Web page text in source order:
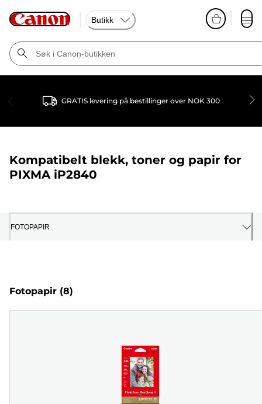
Butikk
GRATIS levering på bestillinger over NOK 300
Kompatibelt blekk, toner og papir for
PIXMA iP2840
FOTOPAPIR
Fotopapir (8)